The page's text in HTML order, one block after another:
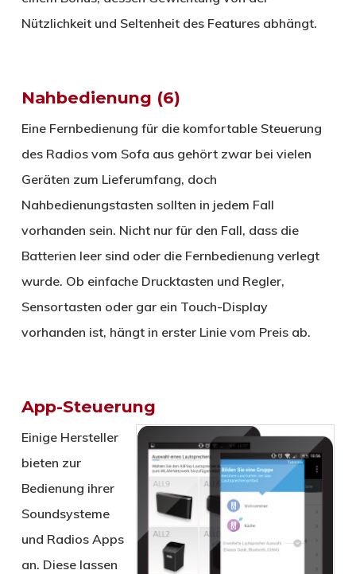
Nützlichkeit und Seltenheit des Features abhängt.
Nahbedienung (6)
Eine Fernbedienung für die komfortable Steuerung
des Radios vom Sofa aus gehört zwar bei vielen
Geräten zum Lieferumfang, doch
Nahbedienungstasten sollten in jedem Fall
vorhanden sein. Nicht nur für den Fall, dass die
Batterien leer sind oder die Fernbedienung verlegt
wurde. Ob einfache Drucktasten und Regler,
Sensortasten oder gar ein Touch-Display
vorhanden ist, hängt in erster Linie vom Preis ab.
App-Steuerung
Einige Hersteller
bieten zur
Bedienung ihrer
Soundsysteme
und Radios Apps
an. Diese lassen